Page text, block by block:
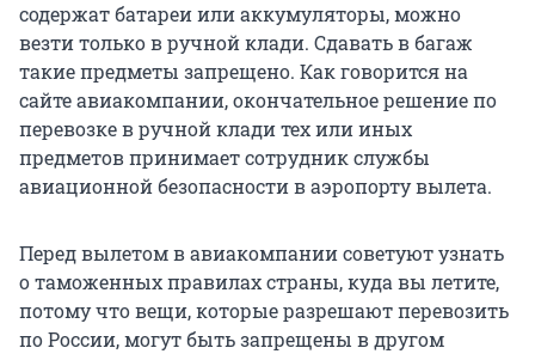
содержат батареи или аккумуляторы, можно
везти только в ручной клади. Сдавать в багаж
такие предметы запрещено. Как говорится на
сайте авиакомпании, окончательное решение по
перевозке в ручной клади тех или иных
предметов принимает сотрудник службы
авиационной безопасности в аэропорту вылета.
Перед вылетом в авиакомпании советуют узнать
о таможенных правилах страны, куда вы летите,
потому что вещи, которые разрешают перевозить
по России, могут быть запрещены в другом